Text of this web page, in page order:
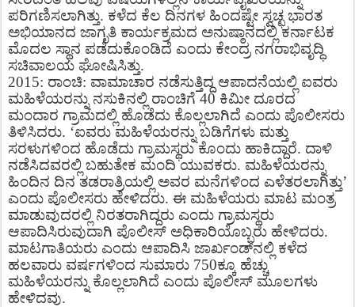
ಪರಿಗಣಿಸಲಾಗಿತ್ತು. ಕಳೆದ ಕೆಲ ದಿನಗಳ ಹಿಂದಷ್ಟೇ ಸ್ವಚ್ಛ ಭಾರತ
ಅಭಿಯಾನದ ಜಾಗೃತಿ ಕಾರ್ಯಕ್ರಮದ ಅನುಷ್ಠಾನದಲ್ಲಿ ಕರ್ನಾಟಕ
ಮೊದಲ ಸ್ಥಾನ ಪಡೆದುಕೊಂಡಿದೆ ಎಂದು ಕೇಂದ್ರ ನಗರಾಭಿವೃದ್ಧಿ
ಸಚಿವಾಲಯ ಘೋಷಿಸಿತ್ತು.
2015: ರಾಂಚಿ: ವಾಮಾಚಾರ ನಡೆಸುತ್ತಿದ್ದ ಆಪಾದನೆಯಲ್ಲಿ ಐವರು
ಮಹಿಳೆಯರನ್ನು ನಸುಕಿನಲ್ಲಿ ರಾಂಚಿಗೆ 40 ಕಿಮೀ ದೂರದ
ಮಂದಾರ ಗ್ರಾಮದಲ್ಲಿ ಹೊಡೆದು ಕೊಲ್ಲಲಾಗಿದೆ ಎಂದು ಪೊಲೀಸರು
ತಿಳಿಸಿದರು. ‘ಐವರು ಮಹಿಳೆಯರನ್ನು ಬಡಿಗೆಗಳು ಮತ್ತು
ಸರಳುಗಳಿಂದ ಹೊಡೆದು ಗ್ರಾಮಸ್ಥರು ಕೊಂದು ಹಾಕಿದ್ದಾರೆ. ದಾಳಿ
ನಡೆಸಿದವರಲ್ಲಿ ಬಹುತೇಕ ಮಂದಿ ಯುವಕರು. ಮಹಿಳೆಯರನ್ನು
ಹಿಂದಿನ ದಿನ ತಡರಾತ್ರಿಯಲ್ಲಿ ಅವರ ಮನೆಗಳಿಂದ ಎಳೆತರಲಾಗಿತ್ತು’
ಎಂದು ಪೊಲೀಸರು ಹೇಳಿದರು. ಈ ಮಹಿಳೆಯರು ಮಾಟ ಮಂತ್ರ
ಮಾಡುವುದರಲ್ಲಿ ನಿರತರಾಗಿದ್ದರು ಎಂದು ಗ್ರಾಮಸ್ಥರು
ಆಪಾದಿಸಿರುವುದಾಗಿ ಪೊಲೀಸ್ ಅಧಿಕಾರಿಯೊಬ್ಬರು ಹೇಳಿದರು.
ಮಾಟಗಾತಿಯರು ಎಂದು ಆಪಾದಿಸಿ ಜಾರ್ಖಂಡ್​ನಲ್ಲಿ ಕಳೆದ
ಹಲವಾರು ವರ್ಷಗಳಿಂದ ಸುಮಾರು 750ಕ್ಕೂ ಹೆಚ್ಚು
ಮಹಿಳೆಯರನ್ನು ಕೊಲ್ಲಲಾಗಿದೆ ಎಂದು ಪೊಲೀಸ್ ಮೂಲಗಳು
ಹೇಳಿದವು.